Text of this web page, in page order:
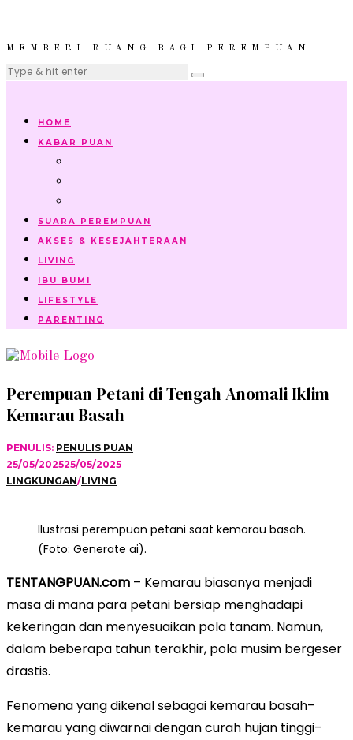
MEMBERI RUANG BAGI PEREMPUAN
HOME
KABAR PUAN
SUARA PEREMPUAN
AKSES & KESEJAHTERAAN
LIVING
IBU BUMI
LIFESTYLE
PARENTING
Perempuan Petani di Tengah Anomali Iklim
Kemarau Basah
PENULIS: PENULIS PUAN
25/05/202525/05/2025
LINGKUNGAN/LIVING
Ilustrasi perempuan petani saat kemarau basah.
(Foto: Generate ai).
TENTANGPUAN.com – Kemarau biasanya menjadi
masa di mana para petani bersiap menghadapi
kekeringan dan menyesuaikan pola tanam. Namun,
dalam beberapa tahun terakhir, pola musim bergeser
drastis.
Fenomena yang dikenal sebagai kemarau basah–
kemarau yang diwarnai dengan curah hujan tinggi–